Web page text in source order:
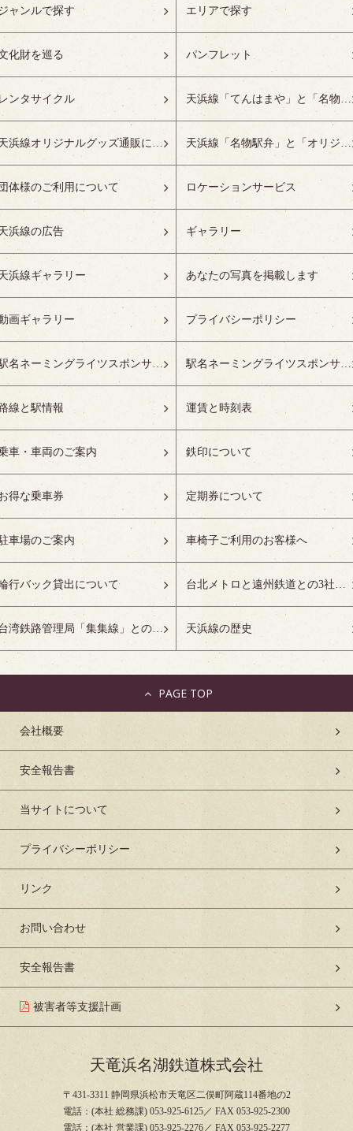
ャンルで探す エリアで探す
化財を巡る パンフレット
ンタサイクル 天浜線「てんはまや」と「名物駅弁」について
天浜線オリジナルグッズ通販について 天浜線「名物駅弁」と「オリジナルグッズ」
体様のご利用について ロケーションサービス
浜線の広告 ギャラリー
浜線ギャラリー あなたの写真を掲載します
画ギャラリー プライバシーポリシー
駅名ネーミングライツスポンサーの募集開始 駅名ネーミングライツスポンサー紹介
線と駅情報 運賃と時刻表
車・車両のご案内 鉄印について
得な乗車券 定期券について
車場のご案内 車椅子ご利用のお客様へ
行バック貸出について 台北メトロと遠州鉄道との3社友好協定について
台湾鉄路管理局「集集線」との姉妹鉄道協定について 天浜線の歴史
会社概要
安全報告書
当サイトについて
プライバシーポリシー
リンク
お問い合わせ
安全報告書
被害者等支援計画
天竜浜名湖鉄道株式会社
〒431-3311 静岡県浜松市天竜区二俣町阿蔵114番地の2
電話：(本社 総務課) 053-925-6125／ FAX 053-925-2300
電話：(本社 営業課) 053-925-2276／ FAX 053-925-2277
PAGE TOP